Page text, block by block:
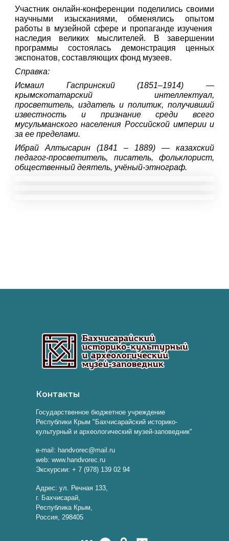
Участник онлайн-конференции поделились своими
научными изысканиями, обменялись опытом
работы в музейной сфере и пропаганде изучения
наследия великих мыслителей. В завершении
программы состоялась демонстрация ценных
экспонатов, составляющих фонд музеев.
Справка:
Исмаил Гаспринский (1851–1914) —
крымскотатарский интеллектуал,
просветитель, издатель и политик, получивший
известность и признание среди всего
мусульманского населения Российской империи и
за ее пределами.
Ибрай Алтысарин (1841 – 1889) —
казахский
педагог-просветитель, писатель, фольклорист,
общественный деятель, учёный-этнограф.
Контакты
Государственное бюджетное учреждение
Республики Крым "Бахчисарайский историко-
культурный и археологический музей-заповедник"
e-mail: handvorec@mail.ru
web: www.handvorec.ru
Экскурсии: + 7 (978) 139 02 94
Адрес: ул. Речная 133,
г. Бахчисарай,
Республика Крым,
Россия, 298405